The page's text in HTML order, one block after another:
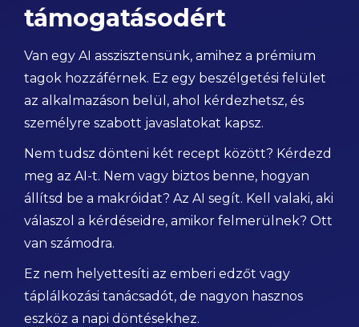
támogatásodért
Van egy AI asszisztensünk, amihez a prémium
tagok hozzáférnek. Ez egy beszélgetési felület
az alkalmazáson belül, ahol kérdezhetsz, és
személyre szabott javaslatokat kapsz.
Nem tudsz dönteni két recept között? Kérdezd
meg az AI-t. Nem vagy biztos benne, hogyan
állítsd be a makróidat? Az AI segít. Kell valaki, aki
válaszol a kérdéseidre, amikor felmerülnek? Ott
van számodra.
Ez nem helyettesíti az emberi edzőt vagy
táplálkozási tanácsadót, de nagyon hasznos
eszköz a napi döntésekhez.